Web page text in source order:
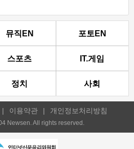
뮤직EN 포토EN
스포츠 IT.게임
정치 사회
| 이용약관 | 개인정보처리방침
Newsen. All rights reserved.